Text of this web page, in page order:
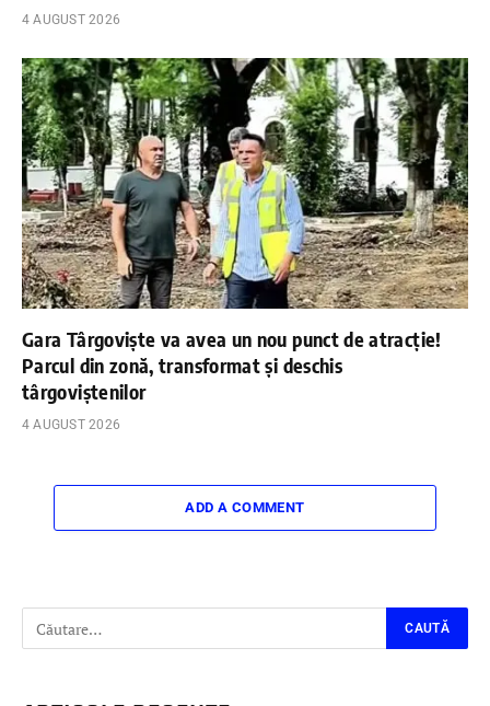
4 AUGUST 2026
Gara Târgoviște va avea un nou punct de atracție!
Parcul din zonă, transformat și deschis
târgoviștenilor
4 AUGUST 2026
ADD A COMMENT